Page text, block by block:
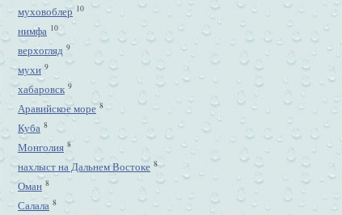
муховоблер 10
нимфа 10
верхогляд 9
мухи 9
хабаровск 9
Аравийское море 8
Куба 8
Монголия 8
нахлыст на Дальнем Востоке 8
Оман 8
Салала 8